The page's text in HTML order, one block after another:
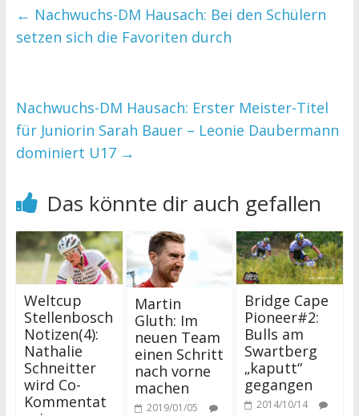
← Nachwuchs-DM Hausach: Bei den Schülern
setzen sich die Favoriten durch
Nachwuchs-DM Hausach: Erster Meister-Titel
für Juniorin Sarah Bauer – Leonie Daubermann
dominiert U17 →
Das könnte dir auch gefallen
Weltcup
Stellenbosch
Notizen(4):
Nathalie
Schneitter
wird Co-
Kommentat
Martin
Gluth: Im
neuen Team
einen Schritt
nach vorne
machen
2019/01/05
Bridge Cape
Pioneer#2:
Bulls am
Swartberg
„kaputt“
gegangen
2014/10/14